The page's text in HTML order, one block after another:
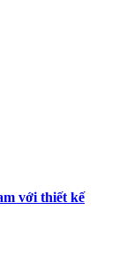
với thiết kế